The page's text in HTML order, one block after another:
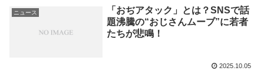
ニュース
「おぢアタック」とは？SNSで話
題沸騰の“おじさんムーブ”に若者
たちが悲鳴！
2025.10.05